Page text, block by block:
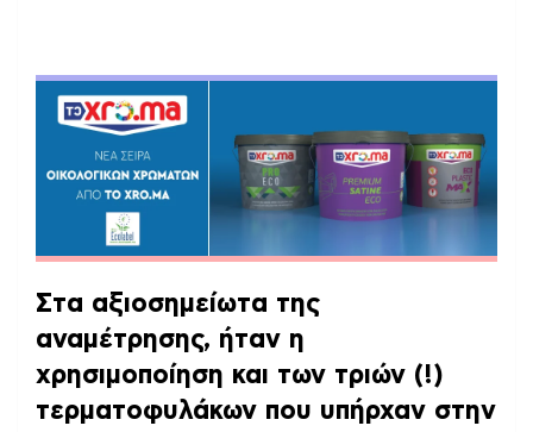
Στα αξιοσημείωτα της
αναμέτρησης, ήταν η
χρησιμοποίηση και των τριών (!)
τερματοφυλάκων που υπήρχαν στην